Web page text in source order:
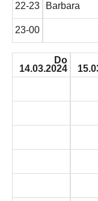
22-23
23-00
Barbara
Do
14.03.2024